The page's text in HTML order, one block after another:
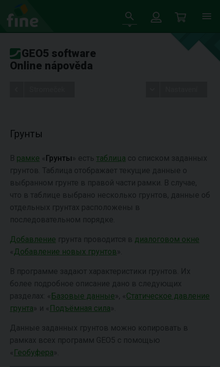
GEO5 software
Online nápověda
Грунты
В рамке « Грунты » есть таблица со списком заданных
грунтов. Таблица отображает текущие данные о
выбранном грунте в правой части рамки. В случае,
что в таблице выбрано несколько грунтов, данные об
отдельных грунтах расположены в
последовательном порядке.
Добавление грунта проводится в диалоговом окне
« Добавление новых грунтов ».
В программе задают характеристики грунтов. Их
более подробное описание дано в следующих
разделах: « Базовые данные », « Статическое давление
грунта » и « Подъёмная сила ».
Данные заданных грунтов можно копировать в
рамках всех программ GEO5 с помощью
« Геобуфера ».